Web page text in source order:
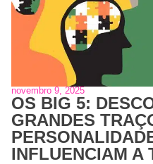
novembro 9, 2025
OS BIG 5:
GRANDES
INFLUENCIAM A